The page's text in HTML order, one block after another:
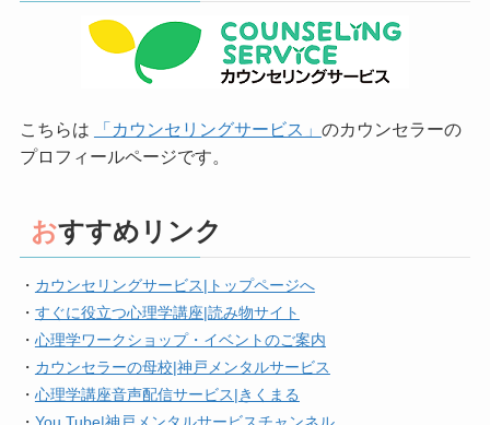
こちらは 「カウンセリングサービス」 のカウンセラーの
プロフィールページです。
おすすめリンク
・ カウンセリングサービス|トップページへ
・ すぐに役立つ心理学講座|読み物サイト
・ 心理学ワークショップ・イベントのご案内
・ カウンセラーの母校|神戸メンタルサービス
・ 心理学講座音声配信サービス|きくまる